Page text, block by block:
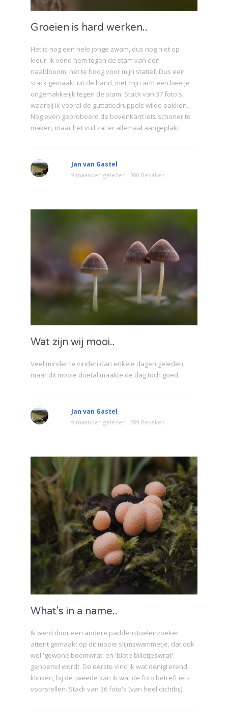
Groeien is hard werken..
Het is nog een hele jonge zwam, dus nog niet op
kleur. Ik vond hem tegen de stam van een
naaldboom, net te hoog voor mijn statief. Dus een
stack gemaakt uit de hand, met mijn arm een beetje
ongemakkelijk tegen de stam. Stack van 37 foto's,
waarbij ik vooral de guttatiedruppels wilde pakken.
Nog even geprobeerd de bovenkant iets schoner te
maken, maar het vuil zat er allemaal aangeplakt.
Jan van Gastel
9 maanden geleden 300 Bekeken
Wat zijn wij mooi..
Veel minder te vinden dan enkele dagen geleden,
maar dit mooie drietal maakte de dag toch goed.
Jan van Gastel
9 maanden geleden 289 Bekeken
What's in a name..
Ik werd door een andere paddenstoelenzoeker
attent gemaakt op dit mooie slijmzwammetje, dat ook
wel 'gewone boomwrat' en 'blote billetjeswrat'
genoemd wordt. De eerste vind ik wat denigrerend
klinken, bij de tweede kan ik wat de foto betreft iets
voorstellen. Stack van 36 foto's (van heel dichtbij).